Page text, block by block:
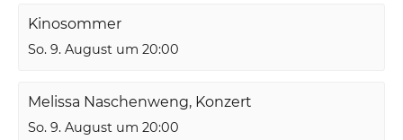
Kinosommer
So. 9. August um 20:00
Melissa Naschenweng, Konzert
So. 9. August um 20:00